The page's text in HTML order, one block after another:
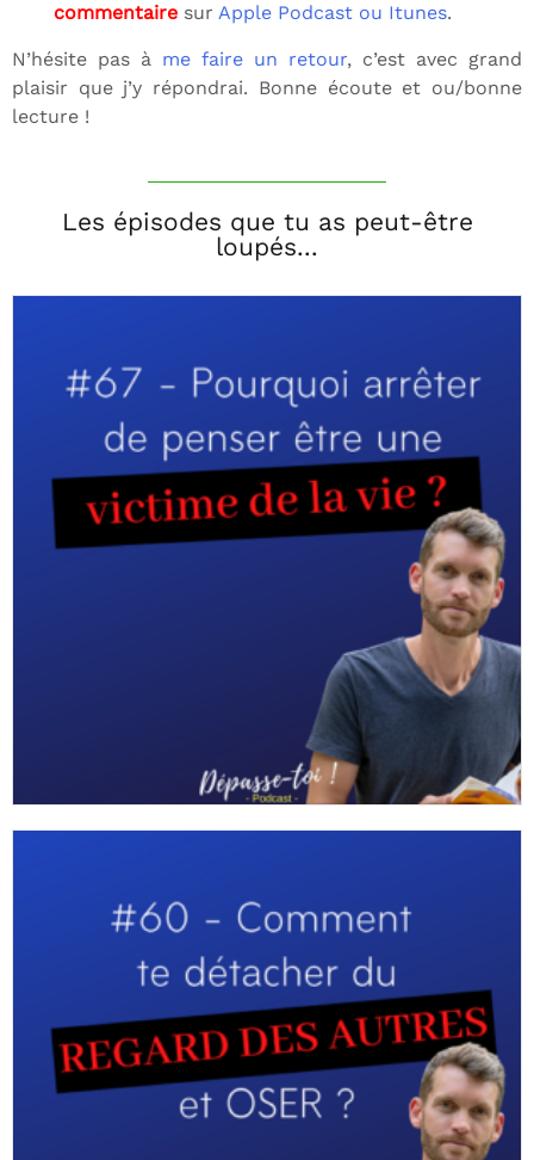
commentaire sur Apple Podcast ou Itunes.
N’hésite pas à me faire un retour, c’est avec grand
plaisir que j’y répondrai. Bonne écoute et ou/bonne
lecture !
Les épisodes que tu as peut-être
loupés...